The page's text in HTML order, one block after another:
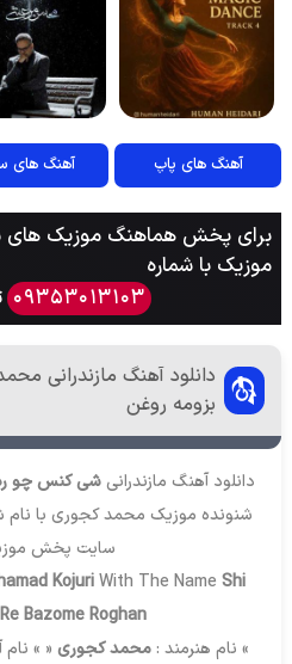
آهنگ های پاپ آهنگ های
برای پخش هماهنگ موزیک های
موزیک با شماره
09353013103
دانلود آهنگ مازندرانی
بزومه روغن
دانلود آهنگ مازندرانی شی کنس چو
شنونده موزیک محمد کجوری با
سایت پخش
KojuriWith The Name Shi
Bazome Roghan
» نام هنرمند :محمد کجوری « »